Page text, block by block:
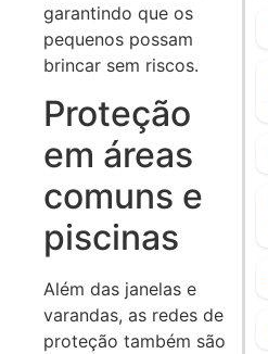
garantindo que os
pequenos possam
brincar sem riscos.
Proteção
em áreas
comuns e
piscinas
Além das janelas e
varandas, as redes de
proteção também são